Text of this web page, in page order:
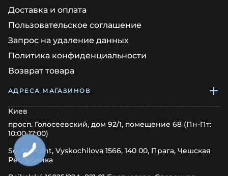
Доставка и оплата
Пользовательское соглашение
Запрос на удаление данных
Политика конфиденциальности
Возврат товара
АДРЕСА МАГАЗИНОВ
Киев
просп. Голосеевский, дом 92/1, помещение 68 (Пн-Пт:
10:00-17:00)
South Point, Vyskochilova 1566, 140 00, Прага, Чешская
Республика